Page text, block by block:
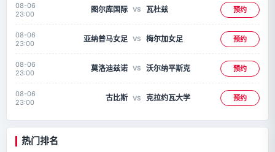
08-06
23:00
图尔库国际 VS 瓦杜兹 预约
08-06
23:00
亚纳普马女足 VS 梅尔加女足 预约
08-06
23:00
莫洛迪兹诺 VS 沃尔纳平斯克 预约
08-06
23:00
古比斯 VS 克拉约瓦大学 预约
热门排名